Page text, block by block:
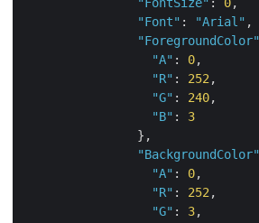
"FontSize" : 0,
"Font" : "Arial" ,
"ForegroundColor"
"A" : 0,
"R" : 252,
"G" : 240,
"B" : 3
                },
"BackgroundColor"
"A" : 0,
"R" : 252,
"G" : 3,